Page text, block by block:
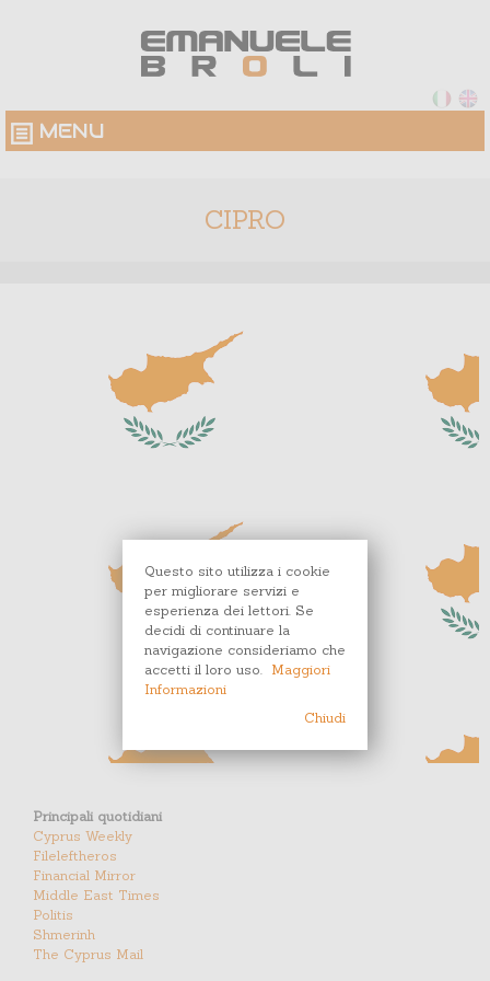
MENU
CIPRO
Principali quotidiani
Cyprus Weekly
Fileleftheros
Financial Mirror
Middle East Times
Politis
Shmerinh
The Cyprus Mail
Questo sito utilizza i cookie
per migliorare servizi e
esperienza dei lettori. Se
decidi di continuare la
navigazione consideriamo che
accetti il loro uso.
Maggiori
Informazioni
Chiudi